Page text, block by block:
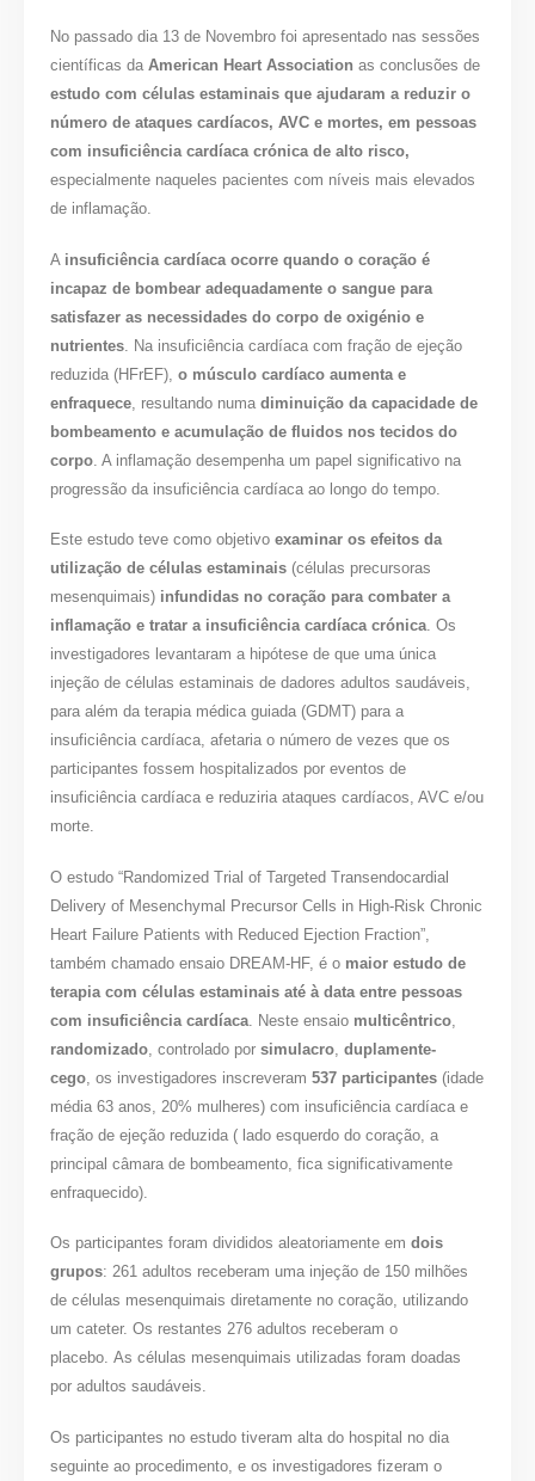
No passado dia 13 de Novembro foi apresentado nas sessões
científicas daAmerican Heart Association as conclusões de
estudo com células estaminais que ajudaram a reduzir o
número de ataques cardíacos, AVC e mortes, em pessoas
com insuficiência cardíaca crónica de alto risco,
especialmente naqueles pacientes com níveis mais elevados
de inflamação.
A insuficiência cardíaca ocorre quando o coração é
incapaz de bombear adequadamente o sangue para
satisfazer as necessidades do corpo de oxigénio e
nutrientes . Na insuficiência cardíaca com fração de ejeção
reduzida (HFrEF),o músculo cardíaco aumenta e
enfraquece , resultando numa diminuição da capacidade de
bombeamento e acumulação de fluidos nos tecidos do
corpo . A inflamação desempenha um papel significativo na
progressão da insuficiência cardíaca ao longo do tempo.
Este estudo teve como objetivoexaminar os efeitos da
utilização de células estaminais (células precursoras
mesenquimais) infundidas no coração para combater a
inflamação e tratar a insuficiência cardíaca crónica. Os
investigadores levantaram a hipótese de que uma única
injeção de células estaminais de dadores adultos saudáveis,
para além da terapia médica guiada (GDMT) para a
insuficiência cardíaca, afetaria o número de vezes que os
participantes fossem hospitalizados por eventos de
insuficiência cardíaca e reduziria ataques cardíacos, AVC e/ou
morte.
O estudo “Randomized Trial of Targeted Transendocardial
Delivery of Mesenchymal Precursor Cells in High-Risk Chronic
Heart Failure Patients with Reduced Ejection Fraction”,
também chamado ensaio DREAM-HF, é o maior estudo de
terapia com células estaminais até à data entre pessoas
com insuficiência cardíaca . Neste ensaio multicêntrico
randomizado , controlado porsimulacro ,duplamente-
cego , os investigadores inscreveram537 participantes (idade
média 63 anos, 20% mulheres) com insuficiência cardíaca e
fração de ejeção reduzida ( lado esquerdo do coração, a
principal câmara de bombeamento, fica significativamente
enfraquecido).
Os participantes foram divididos aleatoriamente emdois
grupos: 261 adultos receberam uma injeção de 150 milhões
de células mesenquimais diretamente no coração, utilizando
um cateter. Os restantes 276 adultos receberam o
placebo. As células mesenquimais utilizadas foram doadas
por adultos saudáveis.
Os participantes no estudo tiveram alta do hospital no dia
seguinte ao procedimento, e os investigadores fizeram o